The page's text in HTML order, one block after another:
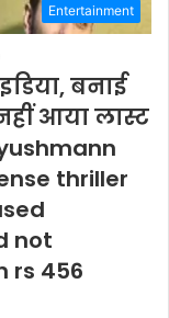
Entertainment
बनाई
आया लास्ट
thriller
not
rs 456